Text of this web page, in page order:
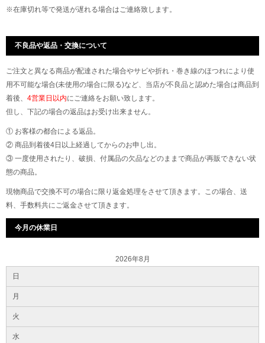
※在庫切れ等で発送が遅れる場合はご連絡致します。
不良品や返品・交換について
ご注文と異なる商品が配達された場合やサビや折れ・巻き線のほつれにより使
用不可能な場合(未使用の場合に限る)など、当店が不良品と認めた場合は商品到
着後、 4営業日以内にご連絡をお願い致します。
但し、下記の場合の返品はお受け出来ません。
① お客様の都合による返品。
② 商品到着後4日以上経過してからのお申し出。
③ 一度使用されたり、破損、付属品の欠品などのままで商品が再販できない状
態の商品。
現物商品で交換不可の場合に限り返金処理をさせて頂きます。この場合、送
料、手数料共にご返金させて頂きます。
今月の休業日
2026年8月
日
月
火
水